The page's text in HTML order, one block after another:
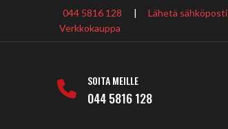
044 5816 128 | Lähetä sähköposti
Verkkokauppa
SOITA MEILLE
044 5816 128